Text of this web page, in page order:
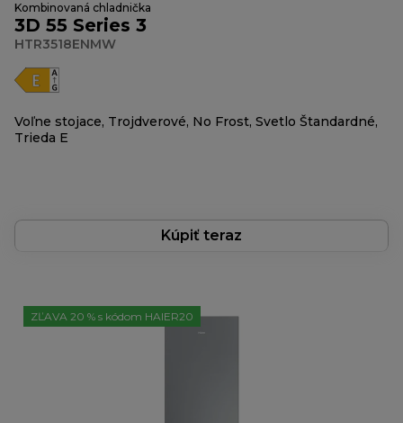
Kombinovaná chladnička
3D 55 Series 3
HTR3518ENMW
Voľne stojace, Trojdverové, No Frost, Svetlo Štandardné,
Trieda E
Kúpiť teraz
ZĽAVA 20 % s kódom HAIER20